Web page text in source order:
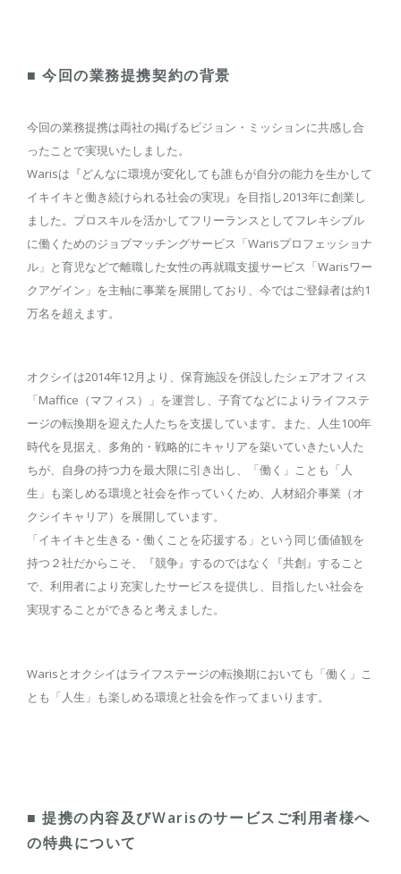
■ 今回の業務提携契約の背景
今回の業務提携は両社の掲げるビジョン・ミッションに共感し合
ったことで実現いたしました。
Warisは『どんなに環境が変化しても誰もが自分の能力を生かして
イキイキと働き続けられる社会の実現』を目指し2013年に創業し
ました。プロスキルを活かしてフリーランスとしてフレキシブル
に働くためのジョブマッチングサービス「Warisプロフェッショナ
ル」と育児などで離職した女性の再就職支援サービス「Warisワー
クアゲイン」を主軸に事業を展開しており、今ではご登録者は約1
万名を超えます。
オクシイは2014年12月より、保育施設を併設したシェアオフィス
「Maffice（マフィス）」を運営し、子育てなどによりライフステ
ージの転換期を迎えた人たちを支援しています。また、人生100年
時代を見据え、多角的・戦略的にキャリアを築いていきたい人た
ちが、自身の持つ力を最大限に引き出し、「働く」ことも「人
生」も楽しめる環境と社会を作っていくため、人材紹介事業（オ
クシイキャリア）を展開しています。
「イキイキと生きる・働くことを応援する」という同じ価値観を
持つ２社だからこそ、『競争』するのではなく『共創』すること
で、利用者により充実したサービスを提供し、目指したい社会を
実現することができると考えました。
Warisとオクシイはライフステージの転換期においても「働く」こ
とも「人生」も楽しめる環境と社会を作ってまいります。
■ 提携の内容及びWarisのサービスご利用者様へ
の特典について